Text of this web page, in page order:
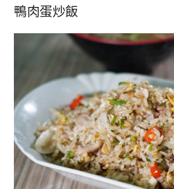
鴨肉蛋炒飯